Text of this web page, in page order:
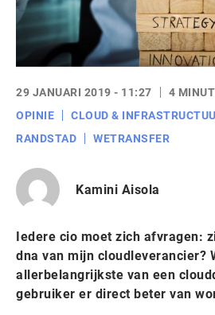
29 JANUARI 2019 - 11:27
4
OPINIE
CLOUD &
RANDSTAD
WETRANSFER
Kamini Aisola
Iedere cio moet zich afvragen:
dna van mijn cloudleverancier?
allerbelangrijkste van een
gebruiker er direct beter van